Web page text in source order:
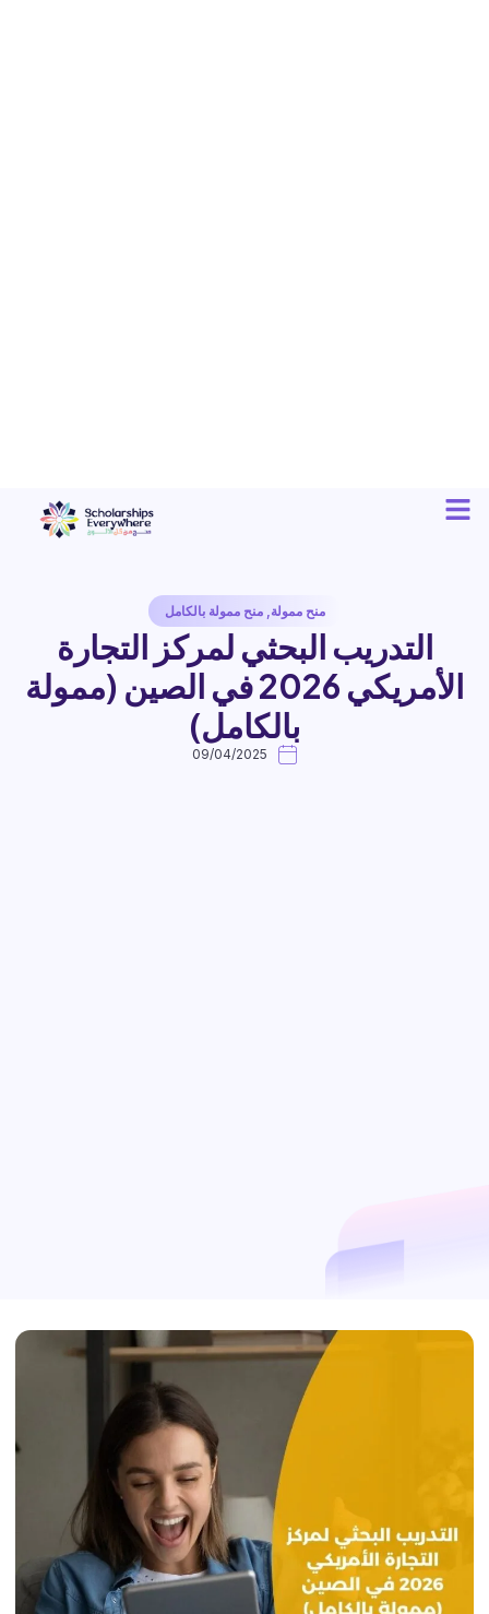
منح ممولة,منح ممولة بالكامل
التدريب البحثي لمركز التجارة
الأمريكي 2026 في الصين (ممولة
بالكامل)
09/04/2025